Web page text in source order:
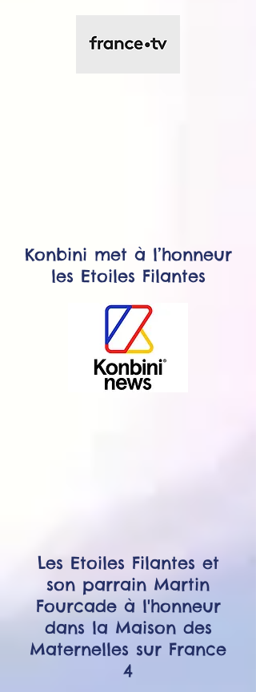
Konbini met à l’honneur
les Etoiles Filantes
Les Etoiles Filantes et
son parrain Martin
Fourcade à l'honneur
dans la Maison des
Maternelles sur France
4